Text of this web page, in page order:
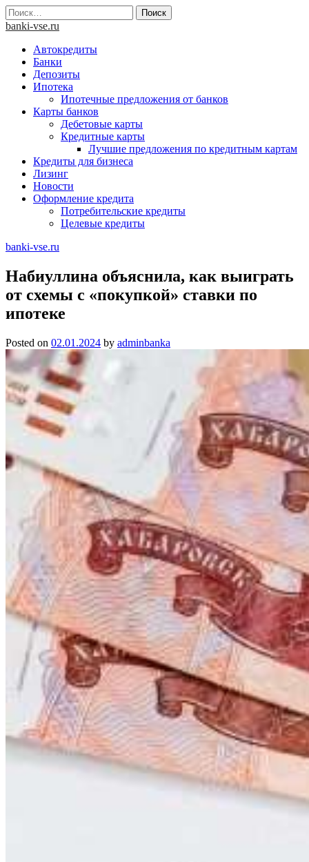
Skip
to
Найти:
banki-vse.ru
Автокредиты
Банки
Депозиты
Ипотека
Ипотечные предложения от банков
Карты банков
Дебетовые карты
Кредитные карты
Лучшие предложения по кредитным картам
Кредиты для бизнеса
Лизинг
Новости
Оформление кредита
Потребительские кредиты
Целевые кредиты
banki-vse.ru
Набиуллина объяснила, как выиграть
от схемы с «покупкой» ставки по
ипотеке
Posted on 02.01.2024 by adminbanka